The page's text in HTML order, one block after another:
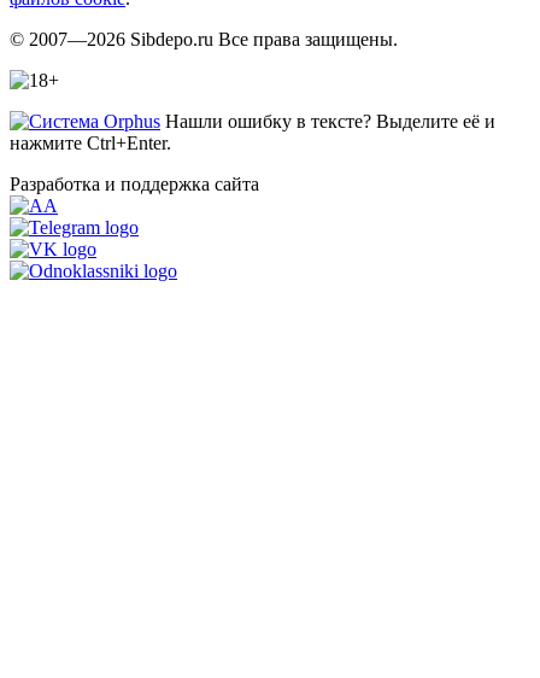
© 2007—2026 Sibdepo.ru Все права защищены.
Нашли ошибку в тексте? Выделите её и
нажмите Ctrl+Enter.
Разработка и поддержка сайта